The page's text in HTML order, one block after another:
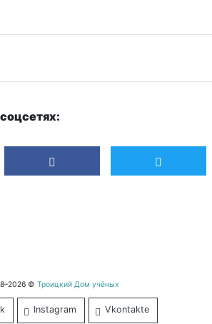
© Троицкий Дом учёных
Instagram Vkontakte